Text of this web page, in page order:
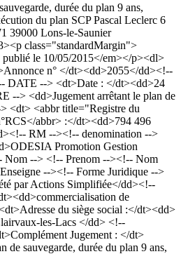
durée du plan 9 ans,
du plan SCP Pascal Leclerc 6
39000 Lons-le-Saunier
class="standardMargin">
le 10/05/2015</em></p><dl>
n° </dt><dd>2055</dd><!--
DATE --> <dt>Date : </dt><dd>24
--> <dd>Jugement arrêtant le plan de
<dt> <abbr title="Registre du
abbr> :</dt><dd>794 496
RM --><!-- denomination -->
Promotion Gestion
--> <!-- Prenom --><!-- Nom
--><!-- Forme Juridique -->
par Actions Simplifiée</dd><!--
de
du siège social :</dt><dd>
les-Lacs </dd> <!--
Jugement : </dt>
de sauvegarde, durée du plan 9 ans,